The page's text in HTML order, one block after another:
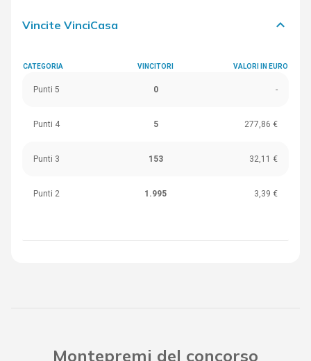
Vincite VinciCasa keyboard_arrow_down
CATEGORIA VINCITORI VALORI IN EURO
Punti 5 0 -
Punti 4 5 277,86 €
Punti 3 153 32,11 €
Punti 2 1.995 3,39 €
Montepremi del concorso